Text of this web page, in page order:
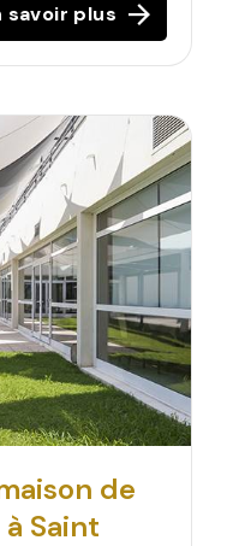
savoir plus
de
Saint